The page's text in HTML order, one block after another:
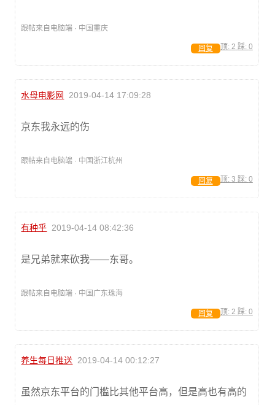
跟帖来自电脑端 · 中国重庆
顶: 2 踩: 0
回复
水母电影网 2019-04-14 17:09:28
京东我永远的伤
跟帖来自电脑端 · 中国浙江杭州
顶: 3 踩: 0
回复
有种乎 2019-04-14 08:42:36
是兄弟就来砍我——东哥。
跟帖来自电脑端 · 中国广东珠海
顶: 2 踩: 0
回复
养生每日推送 2019-04-14 00:12:27
虽然京东平台的门槛比其他平台高，但是高也有高的